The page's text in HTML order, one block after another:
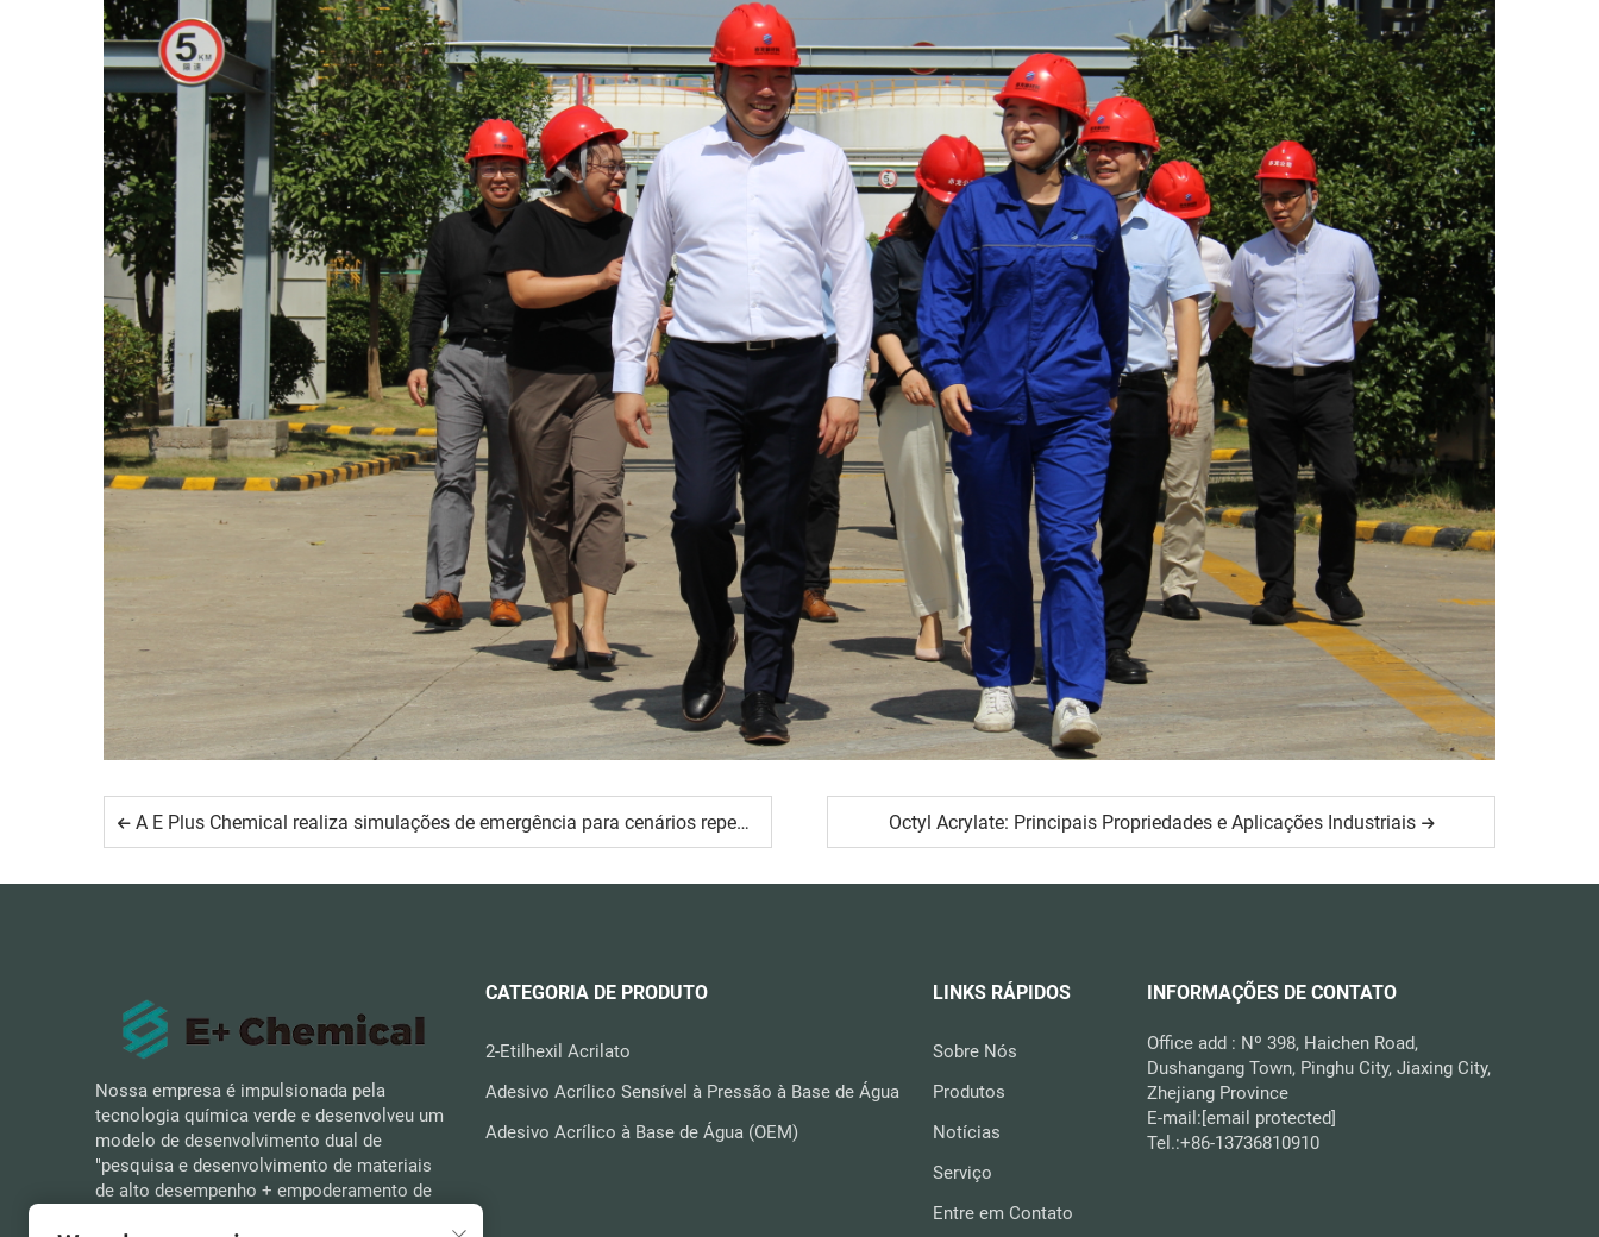
A E Plus Chemical realiza simulações de emergência para cenários repentinos para fortalecer a linha de segurança e defesa ecológica Octyl Acrylate: Principais Propriedades e Aplicações Industriais
Nossa empresa é impulsionada pela
tecnologia química verde e desenvolveu um
modelo de desenvolvimento dual de
"pesquisa e desenvolvimento de materiais
de alto desempenho + empoderamento de
CATEGORIA DE PRODUTO
2-Etilhexil Acrilato
Adesivo Acrílico Sensível à Pressão à Base de Água
Adesivo Acrílico à Base de Água (OEM)
LINKS RÁPIDOS
Sobre Nós
Produtos
Notícias
Serviço
Entre em Contato
INFORMAÇÕES DE CONTATO
Office add : Nº 398, Haichen Road,
Dushangang Town, Pinghu City, Jiaxing City,
Zhejiang Province
E-mail:[email protected]
Tel.:+86-13736810910